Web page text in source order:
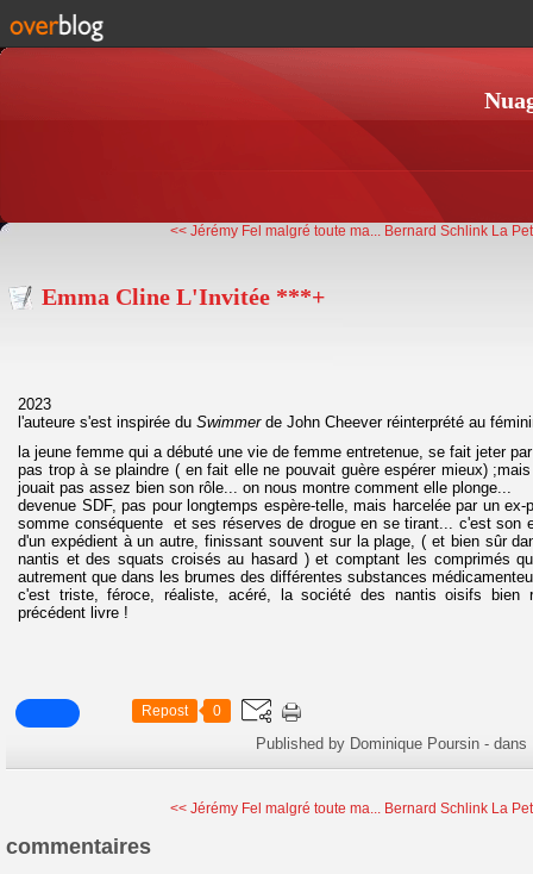
<< Jérémy Fel malgré toute ma... Bernard Schlink La
Emma Cline L'Invitée ***+
2023
l'auteure s'est inspirée du Swimmer de John Cheever réinterprété au
la jeune femme qui a débuté une vie de femme entretenue, se fait jeter
pas trop à se plaindre ( en fait elle ne pouvait guère espérer mieux)
jouait pas assez bien son rôle... on nous montre comment elle plonge...
devenue SDF, pas pour longtemps espère-telle, mais harcelée par un
somme conséquente et ses réserves de drogue en se tirant... c'est son
d'un expédient à un autre, finissant souvent sur la plage, ( et bien sûr
nantis et des squats croisés au hasard ) et comptant les comprimés
autrement que dans les brumes des différentes substances
c'est triste, féroce, réaliste, acéré, la société des nantis oisifs bien
précédent livre !
Repost 0
Published by Dominique Poursin -dans
<< Jérémy Fel malgré toute ma... Bernard Schlink La
commentaires